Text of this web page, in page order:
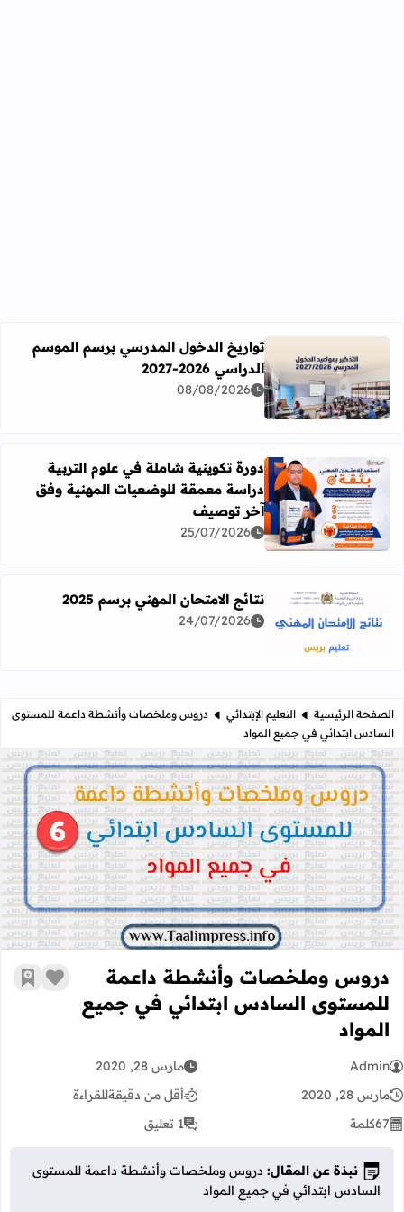
اقرأ المزيد عن تواريخ الدخول المدرسي برسم الموسم الدراسي 2026-
تواريخ الدخول المدرسي برسم الموسم
الدراسي 2026-2027
08/08/2026
اقرأ المزيد عن دورة تكوينية شاملة في علوم التربية
دورة تكوينية شاملة في علوم التربية
دراسة معمقة للوضعيات المهنية وفق
آخر توصيف
25/07/2026
اقرأ المزيد عن نتائج الامتحان المهني برسم 2025
نتائج الامتحان المهني برسم 2025
24/07/2026
الصفحة الرئيسية التعليم الإبتدائي
دروس وملخصات وأنشطة داعمة للمستوى
السادس ابتدائي في جميع المواد
دروس وملخصات وأنشطة داعمة
دروس وملخصات وأنشطة داعمة
للمستوى السادس ابتدائي في جميع
المواد
زر أضف
Admin
مارس 28, 2020
مارس 28, 2020
أقل من دقيقةللقراءة
67كلمة 1 تعليق
نبذة عن المقال: دروس وملخصات وأنشطة داعمة للمستوى
السادس ابتدائي في جميع المواد